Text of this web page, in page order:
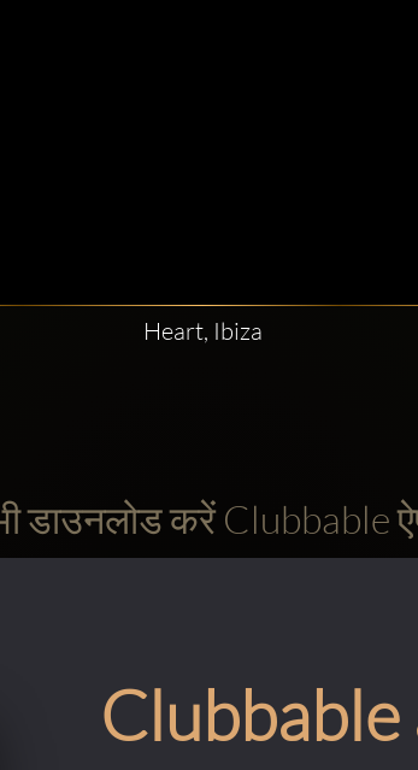
Heart, Ibiza
डाउनलोड करें Clubbable
Clubbable